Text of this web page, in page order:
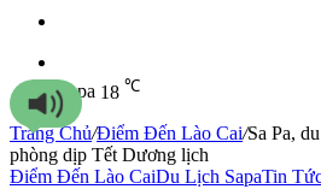
Sapa 18 ℃
Trang Chủ/Điểm Đến Lào Cai/Sa Pa,
phòng dịp Tết Dương lịch
Điểm Đến Lào CaiDu Lịch SapaTin